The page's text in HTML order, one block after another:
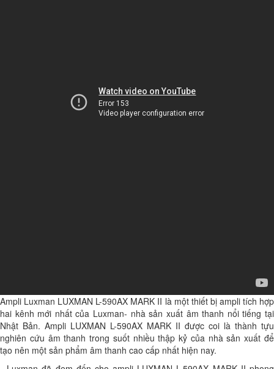
Ampli Luxman LUXMAN L-590AX MARK II là một thiết bị ampli tích hợp
hai kênh mới nhất của Luxman- nhà sản xuất âm thanh nổi tiếng tại
Nhật Bản. Ampli LUXMAN L-590AX MARK II được coi là thành tựu
nghiên cứu âm thanh trong suốt nhiều thập kỷ của nhà sản xuất để
tạo nên một sản phẩm âm thanh cao cấp nhất hiện nay.